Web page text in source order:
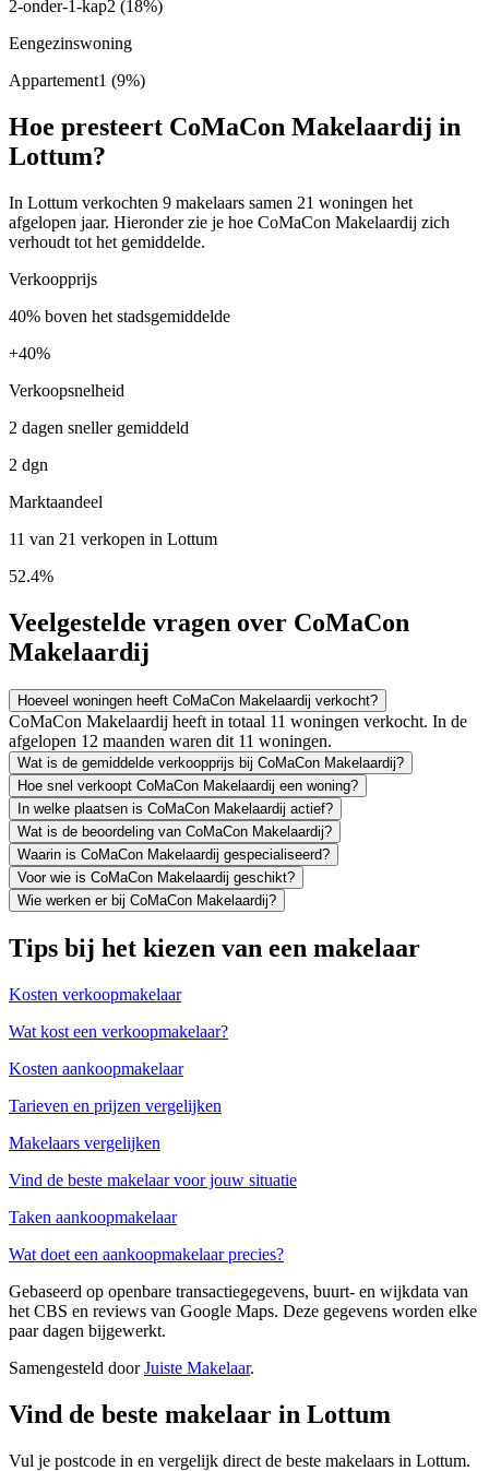
2-onder-1-kap2 (18%)
Eengezinswoning
Appartement1 (9%)
Hoe presteert CoMaCon Makelaardij in
Lottum?
In Lottum verkochten 9 makelaars samen 21 woningen het
afgelopen jaar. Hieronder zie je hoe CoMaCon Makelaardij zich
verhoudt tot het gemiddelde.
Verkoopprijs
40% boven het stadsgemiddelde
+40%
Verkoopsnelheid
2 dagen sneller gemiddeld
2 dgn
Marktaandeel
11 van 21 verkopen in Lottum
52.4%
Veelgestelde vragen over CoMaCon
Makelaardij
Hoeveel woningen heeft CoMaCon Makelaardij verkocht?
CoMaCon Makelaardij heeft in totaal 11 woningen verkocht. In de
afgelopen 12 maanden waren dit 11 woningen.
Wat is de gemiddelde verkoopprijs bij CoMaCon Makelaardij?
Hoe snel verkoopt CoMaCon Makelaardij een woning?
In welke plaatsen is CoMaCon Makelaardij actief?
Wat is de beoordeling van CoMaCon Makelaardij?
Waarin is CoMaCon Makelaardij gespecialiseerd?
Voor wie is CoMaCon Makelaardij geschikt?
Wie werken er bij CoMaCon Makelaardij?
Tips bij het kiezen van een makelaar
Kosten verkoopmakelaar
Wat kost een verkoopmakelaar?
Kosten aankoopmakelaar
Tarieven en prijzen vergelijken
Makelaars vergelijken
Vind de beste makelaar voor jouw situatie
Taken aankoopmakelaar
Wat doet een aankoopmakelaar precies?
Gebaseerd op openbare transactiegegevens, buurt- en wijkdata van
het CBS en reviews van Google Maps. Deze gegevens worden elke
paar dagen bijgewerkt.
Samengesteld doorJuiste Makelaar.
Vind de beste makelaar in Lottum
Vul je postcode in en vergelijk direct de beste makelaars in Lottum.